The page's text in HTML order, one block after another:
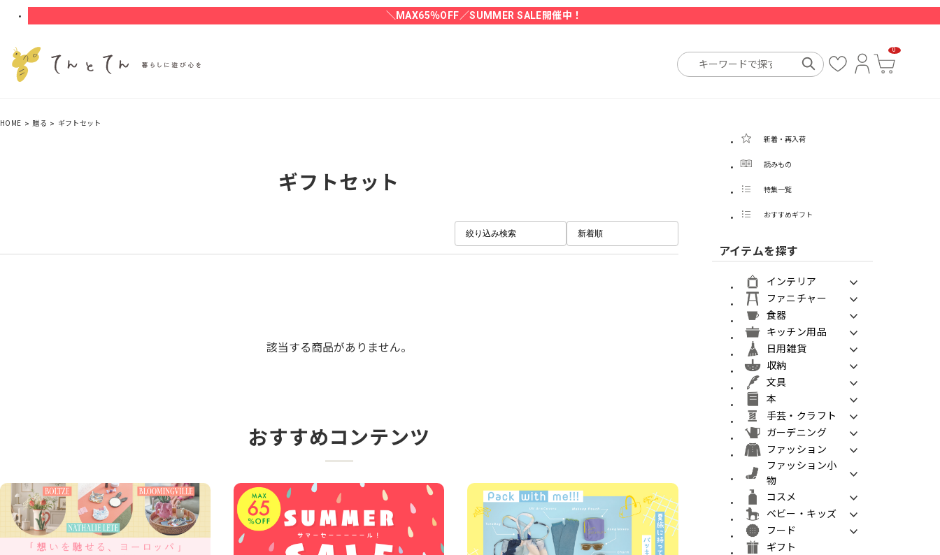
＼MAX65％OFF／SUMMER SALE開催中！
0
HOME 贈る ギフトセット
ギフトセット
絞り込み検索 新着順
該当する商品がありません。
おすすめコンテンツ
新着・再入荷
読みもの
特集一覧
おすすめギフト
アイテムを探す
インテリア
ファニチャー
食器
キッチン用品
日用雑貨
収納
文具
本
手芸・クラフト
ガーデニング
ファッション
ファッション小
物
コスメ
ベビー・キッズ
フード
ギフト